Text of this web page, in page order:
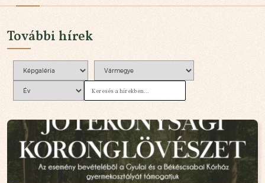
További hírek